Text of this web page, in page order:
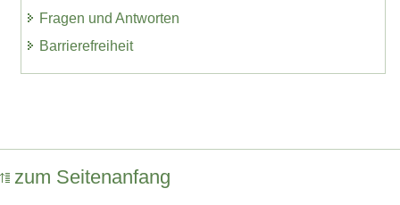
Fragen und Antworten
Barrierefreiheit
zum Seitenanfang